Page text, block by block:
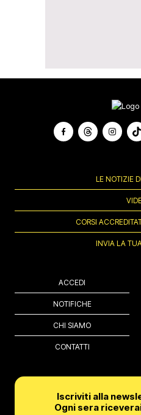
LE NOTIZIE
CORSI
INVIA LA
ACCEDI
NOTIFICHE
CHI SIAMO
CONTATTI
Iscriviti alla
Ogni sera